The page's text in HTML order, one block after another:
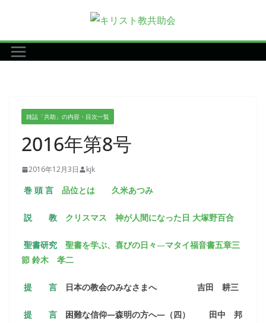
テ
ン
雑誌「共助」の内容・目次一覧
2016年第8号
2016年12月3日 kjk
巻 頭 言 品位とは 久米あつみ
説 教 クリスマス 神が人間になった日 大塚野百合
聖書研究 聖書を学ぶ、喜びの日々―マタイ福音書五章三
節 鈴木 孝二
提 言 日本の教会のみなさまへ 吉田 耕三
提 言 困難な信仰―森明の方へ― （四） 田中 邦